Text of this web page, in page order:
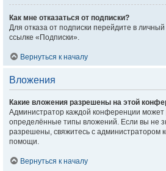
Как мне отказаться от подписки?
Для отказа от подписки перейдите в
ссылке «Подписки».
Вернуться к началу
Вложения
Какие вложения разрешены на этой
Администратор каждой конференции может
определённые типы вложений. Если вы не
разрешены, свяжитесь с администратором
помощи.
Вернуться к началу